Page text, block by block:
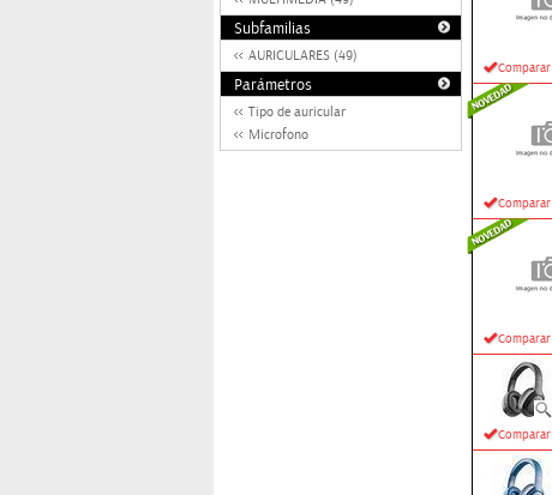
Subfamilias
AURICULARES (49)
Parámetros
Tipo de auricular
Microfono
Comparar
Comparar
Comparar
Comparar